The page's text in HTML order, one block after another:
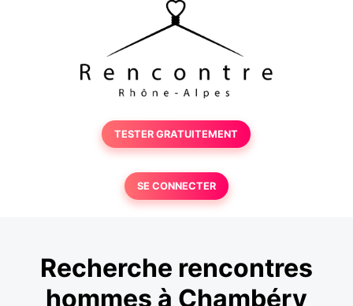
TESTER GRATUITEMENT
SE CONNECTER
Recherche rencontres
hommes à Chambéry